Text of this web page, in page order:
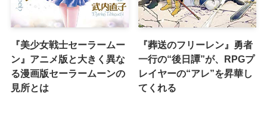
『美少女戦士セーラームー
ン』アニメ版と大きく異な
る漫画版セーラームーンの
見所とは
『葬送のフリーレン』勇者
一行の“後日譚”が、RPGプ
レイヤーの“アレ”を昇華し
てくれる